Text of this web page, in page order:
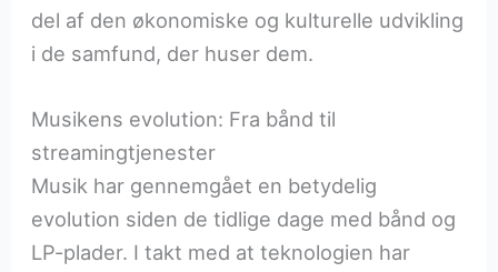
del af den økonomiske og kulturelle udvikling
i de samfund, der huser dem.
Musikens evolution: Fra bånd til
streamingtjenester
Musik har gennemgået en betydelig
evolution siden de tidlige dage med bånd og
LP-plader. I takt med at teknologien har